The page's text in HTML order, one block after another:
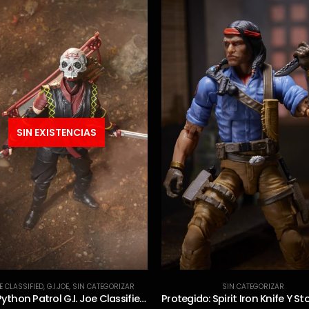
SIN CATEGORIZAR
Protegido: Spirit Iron Knife Y Storm Shadow RESERVADOS
SIN EXISTENCIAS
G.I. JOE CLASSIFIED,G.I.JOE,SIN